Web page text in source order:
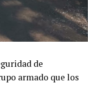
de
armado que los